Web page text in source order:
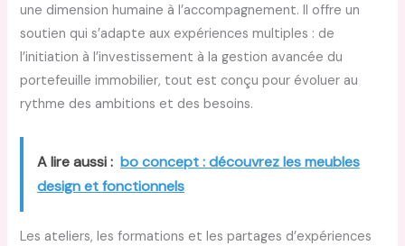
une dimension humaine à l’accompagnement. Il offre un
soutien qui s’adapte aux expériences multiples : de
l’initiation à l’investissement à la gestion avancée du
portefeuille immobilier, tout est conçu pour évoluer au
rythme des ambitions et des besoins.
A lire aussi : bo concept : découvrez les meubles
design et fonctionnels
Les ateliers, les formations et les partages d’expériences